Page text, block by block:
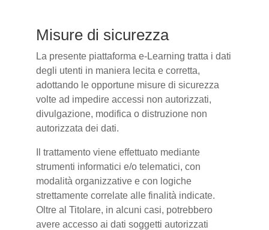
Misure di sicurezza
La presente piattaforma e-Learning tratta i dati
degli utenti in maniera lecita e corretta,
adottando le opportune misure di sicurezza
volte ad impedire accessi non autorizzati,
divulgazione, modifica o distruzione non
autorizzata dei dati.
Il trattamento viene effettuato mediante
strumenti informatici e/o telematici, con
modalità organizzative e con logiche
strettamente correlate alle finalità indicate.
Oltre al Titolare, in alcuni casi, potrebbero
avere accesso ai dati soggetti autorizzati